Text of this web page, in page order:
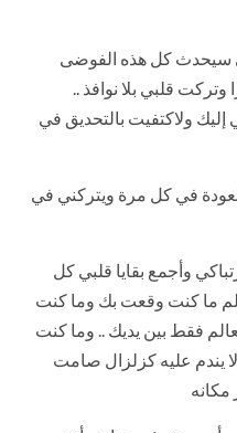
سيحدث كل هذه الفوضى
قلبي بلا نوافذ ..
ولاكتفيت بالتحديق في
في كل مرة ويتركني في
وأجمع بقايا قلبي كل
ما كنت وقعت بك وما كنت
فقط بين يديك .. وما كنت
يندم عليه كزلزال صامت